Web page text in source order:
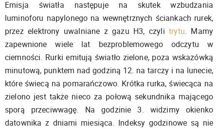
Emisja światła następuje na skutek wzbudzania
luminoforu napylonego na wewnętrznych ściankach rurek,
przez elektrony uwalniane z gazu H3, czylitrytu. Mamy
zapewnione wiele lat bezproblemowego odczytu w
ciemności. Rurki emitują światło zielone, poza wskazówką
minutową, punktem nad godziną 12. na tarczy i na lunecie,
które świecą na pomarańczowo. Krótka rurka, świecąca na
zielono jest także nieco za połową sekundnika mającego
sporą przeciwwagę. Na godzinie 3. widzimy okienko
datownika z dniami miesiąca. Indeksy godzinowe są nie